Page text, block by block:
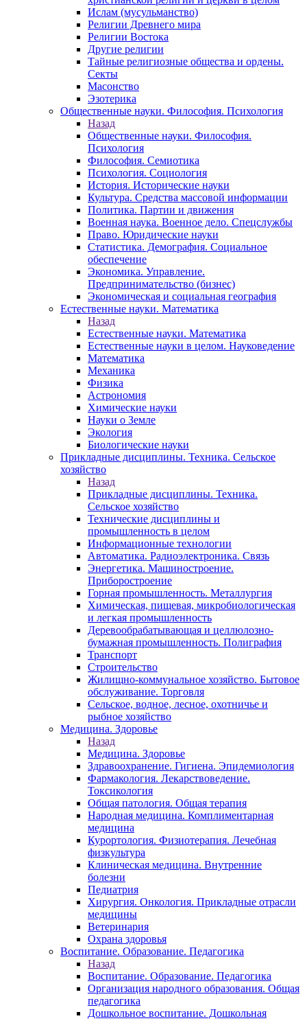
Ислам (мусульманство)
Религии Древнего мира
Религии Востока
Другие религии
Тайные религиозные общества и ордены.
Секты
Масонство
Эзотерика
Общественные науки. Философия. Психология
Назад
Общественные науки. Философия.
Психология
Философия. Семиотика
Психология. Социология
История. Исторические науки
Культура. Средства массовой информации
Политика. Партии и движения
Военная наука. Военное дело. Спецслужбы
Право. Юридические науки
Статистика. Демография. Социальное
обеспечение
Экономика. Управление.
Предпринимательство (бизнес)
Экономическая и социальная география
Естественные науки. Математика
Назад
Естественные науки. Математика
Естественные науки в целом. Науковедение
Математика
Механика
Физика
Астрономия
Химические науки
Науки о Земле
Экология
Биологические науки
Прикладные дисциплины. Техника. Сельское
хозяйство
Назад
Прикладные дисциплины. Техника.
Сельское хозяйство
Технические дисциплины и
промышленность в целом
Информационные технологии
Автоматика. Радиоэлектроника. Связь
Энергетика. Машиностроение.
Приборостроение
Горная промышленность. Металлургия
Химическая, пищевая, микробиологическая
и легкая промышленность
Деревообрабатывающая и целлюлозно-
бумажная промышленность. Полиграфия
Транспорт
Строительство
Жилищно-коммунальное хозяйство. Бытовое
обслуживание. Торговля
Сельское, водное, лесное, охотничье и
рыбное хозяйство
Медицина. Здоровье
Назад
Медицина. Здоровье
Здравоохранение. Гигиена. Эпидемиология
Фармакология. Лекарствоведение.
Токсикология
Общая патология. Общая терапия
Народная медицина. Комплиментарная
медицина
Курортология. Физиотерапия. Лечебная
физкультура
Клиническая медицина. Внутренние
болезни
Педиатрия
Хирургия. Онкология. Прикладные отрасли
медицины
Ветеринария
Охрана здоровья
Воспитание. Образование. Педагогика
Назад
Воспитание. Образование. Педагогика
Организация народного образования. Общая
педагогика
Дошкольное воспитание. Дошкольная